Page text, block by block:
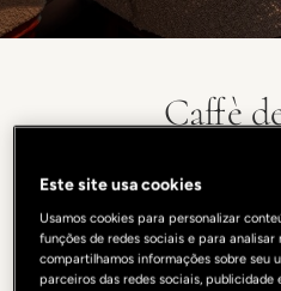
Caffè
inspirado nos anos 50, com
Vecchio. Seus espaços versáteis
reservada, perfeita para
proposta gastronômica realça
Este site usa cookies
Usamos cookies para personalizar
funções de redes sociais e para analisar
compartilhamos informações sobre seu
parceiros das redes sociais,